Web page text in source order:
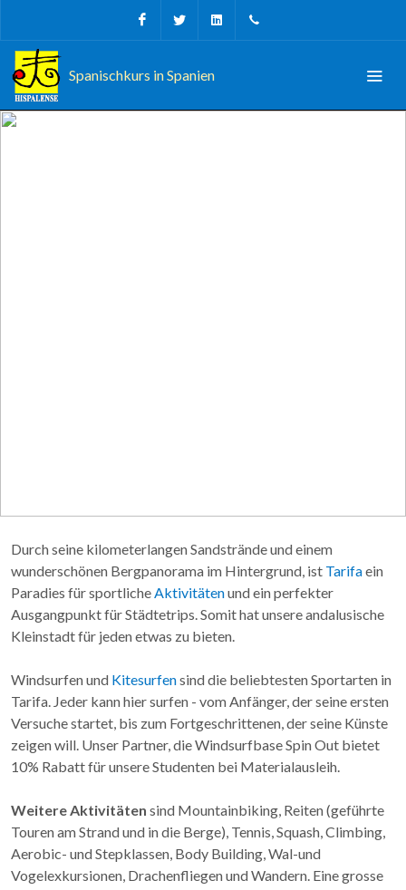
FacebookTwitter Linkedin
Spanischkurs in Spanien
Durch seine kilometerlangen Sandstrände und einem
wunderschönen Bergpanorama im Hintergrund, ist Tarifaein
Paradies für sportlicheAktivitätenund ein perfekter
Ausgangpunkt für Städtetrips. Somit hat unsere andalusische
Kleinstadt für jeden etwas zu bieten.
Windsurfen und Kitesurfensind die beliebtesten Sportarten in
Tarifa. Jeder kann hier surfen - vom Anfänger, der seine ersten
Versuche startet, bis zum Fortgeschrittenen, der seine Künste
zeigen will. Unser Partner, die Windsurfbase Spin Out bietet
10% Rabatt für unsere Studenten bei Materialausleih.
Weitere Aktivitäten sind Mountainbiking, Reiten (geführte
Touren am Strand und in die Berge), Tennis, Squash, Climbing,
Aerobic- und Stepklassen, Body Building, Wal-und
Vogelexkursionen, Drachenfliegen und Wandern. Eine grosse